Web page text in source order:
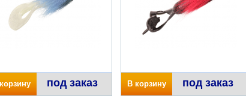
под заказ В корзину под заказ